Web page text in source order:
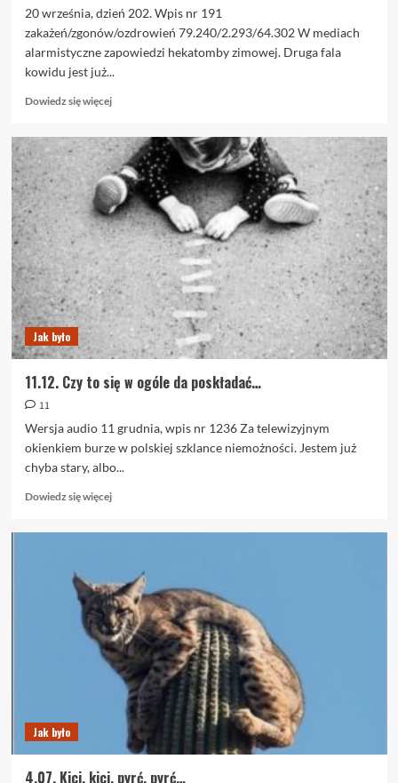
20 września, dzień 202. Wpis nr 191
zakażeń/zgonów/ozdrowień 79.240/2.293/64.302 W mediach
alarmistyczne zapowiedzi hekatomby zimowej. Druga fala
kowidu jest już...
Dowiedz się więcejDowiedz
o
20.09.
Grypa
nas
wykończy
Jak było
11.12. Czy to się w ogóle da poskładać…
11
Wersja audio 11 grudnia, wpis nr 1236 Za telewizyjnym
okienkiem burze w polskiej szklance niemożności. Jestem już
chyba stary, albo...
Dowiedz się więcejDowiedz
to
się
w
ogóle
da
poskładać…
Jak było
4.07. Kici, kici, pyrć, pyrć…